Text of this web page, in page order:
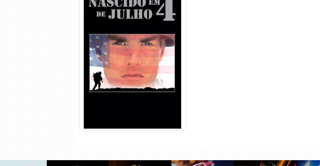
Nascido em 4 de Julho
Torrent (1989) WEB-DL 1080p
Dual Áudio